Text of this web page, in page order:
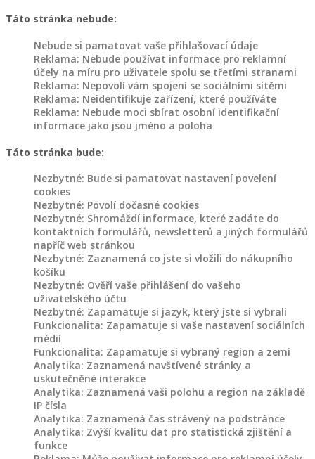
Táto stránka nebude:
Nebude si pamatovat vaše přihlašovací údaje
Reklama: Nebude používat informace pro reklamní
účely na míru pro uživatele spolu se třetími stranami
Reklama: Nepovolí vám spojení se sociálními sítěmi
Reklama: Neidentifikuje zařízení, které používáte
Reklama: Nebude moci sbírat osobní identifikační
informace jako jsou jméno a poloha
Táto stránka bude:
Nezbytné: Bude si pamatovat nastavení povelení
cookies
Nezbytné: Povolí dočasné cookies
Nezbytné: Shromáždí informace, které zadáte do
kontaktních formulářů, newsletterů a jiných formulářů
napříč web stránkou
Nezbytné: Zaznamená co jste si vložili do nákupního
košíku
Nezbytné: Ověří vaše přihlášení do vašeho
uživatelského účtu
Nezbytné: Zapamatuje si jazyk, který jste si vybrali
Funkcionalita: Zapamatuje si vaše nastavení sociálních
médií
Funkcionalita: Zapamatuje si vybraný region a zemi
Analytika: Zaznamená navštívené stránky a
uskutečněné interakce
Analytika: Zaznamená vaši polohu a region na základě
IP čísla
Analytika: Zaznamená čas strávený na podstránce
Analytika: Zvýší kvalitu dat pro statistická zjištění a
funkce